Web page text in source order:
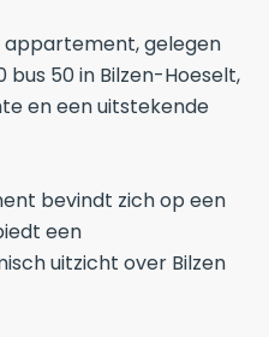
gelegen
bus 50 in Bilzen-Hoeselt,
en een uitstekende
bevindt zich op een
een
uitzicht over Bilzen